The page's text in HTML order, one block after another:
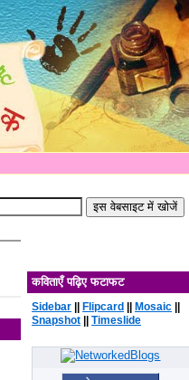
कविताएँ पढ़िए फटाफट
Sidebar ||Flipcard ||Mosaic ||
Snapshot ||Timeslide